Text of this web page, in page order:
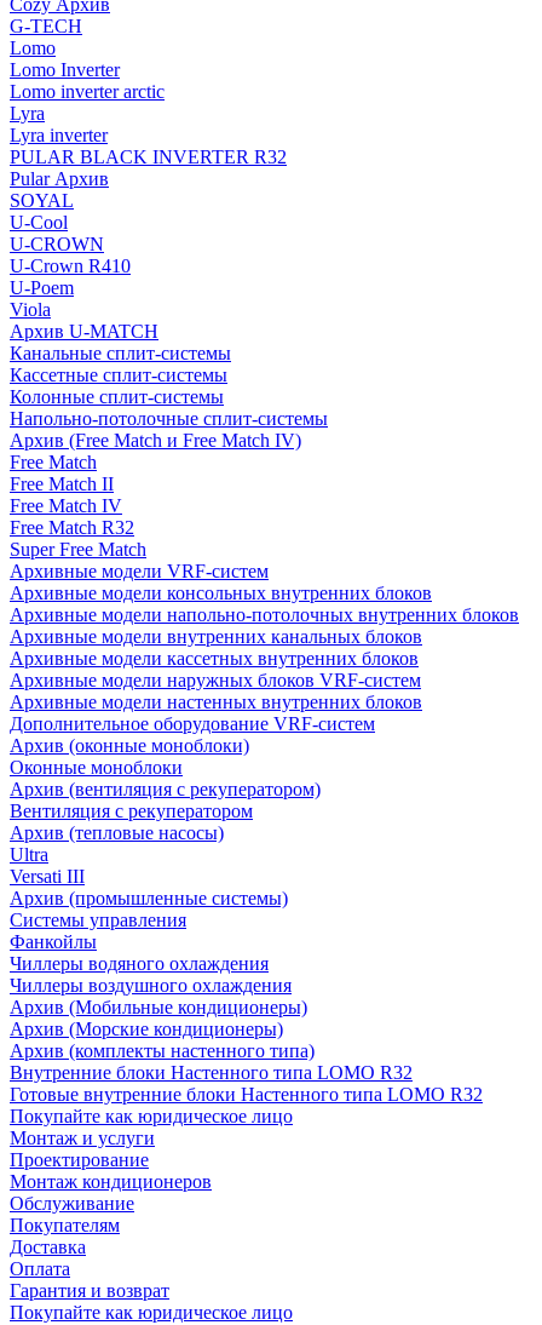
Cozy Архив
G-TECH
Lomo
Lomo Inverter
Lomo inverter arctic
Lyra
Lyra inverter
PULAR BLACK INVERTER R32
Pular Архив
SOYAL
U-Cool
U-CROWN
U-Crown R410
U-Poem
Viola
Архив U-MATCH
Канальные сплит-системы
Кассетные сплит-системы
Колонные сплит-системы
Напольно-потолочные сплит-системы
Архив (Free Match и Free Match IV)
Free Match
Free Match II
Free Match IV
Free Match R32
Super Free Match
Архивные модели VRF-систем
Архивные модели консольных внутренних блоков
Архивные модели напольно-потолочных внутренних блоков
Архивные модели внутренних канальных блоков
Архивные модели кассетных внутренних блоков
Архивные модели наружных блоков VRF-систем
Архивные модели настенных внутренних блоков
Дополнительное оборудование VRF-систем
Архив (оконные моноблоки)
Оконные моноблоки
Архив (вентиляция с рекуператором)
Вентиляция с рекуператором
Архив (тепловые насосы)
Ultra
Versati III
Архив (промышленные системы)
Системы управления
Фанкойлы
Чиллеры водяного охлаждения
Чиллеры воздушного охлаждения
Архив (Мобильные кондиционеры)
Архив (Морские кондиционеры)
Архив (комплекты настенного типа)
Внутренние блоки Настенного типа LOMO R32
Готовые внутренние блоки Настенного типа LOMO R32
Покупайте как юридическое лицо
Монтаж и услуги
Проектирование
Монтаж кондиционеров
Обслуживание
Покупателям
Доставка
Оплата
Гарантия и возврат
Покупайте как юридическое лицо